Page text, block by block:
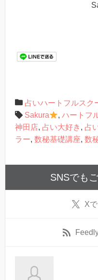
占いハートフルスク
Sakura
,ハートフ
神田店, 占い大好き , 占
ラー, 数秘基礎講座, 数
SNSでも
X